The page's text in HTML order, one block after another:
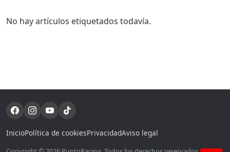
No hay artículos etiquetados todavía.
InicioPolítica de cookiesPrivacidadAviso legal